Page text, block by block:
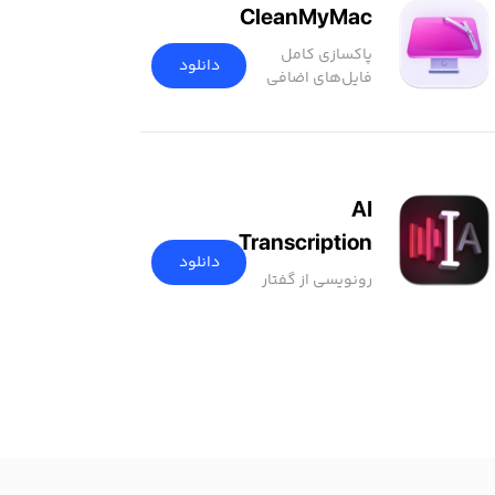
CleanMyMac
پاکسازی کامل
فایل‌های اضافی
دانلود
AI
Transcription
رونویسی از گفتار
دانلود